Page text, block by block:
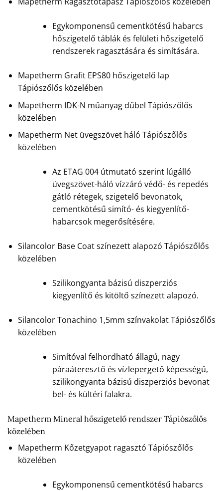
Egykomponensű cementkötésű habarcs
hőszigetelő táblák és felületi hőszigetelő
rendszerek ragasztására és simítására.
Mapetherm Grafit EPS80 hőszigetelő lap
Tápiószőlős közelében
Mapetherm IDK-N műanyag dűbel Tápiószőlős
közelében
Mapetherm Net üvegszövet háló Tápiószőlős
közelében
Az ETAG 004 útmutató szerint lúgálló
üvegszövet-háló vízzáró védő- és repedés
gátló rétegek, szigetelő bevonatok,
cementkötésű simító- és kiegyenlítő-
habarcsok megerősítésére.
Silancolor Base Coat színezett alapozó Tápiószőlős
közelében
Szilikongyanta bázisú diszperziós
kiegyenlítő és kitöltő színezett alapozó.
Silancolor Tonachino 1,5mm színvakolat Tápiószőlős
közelében
Simítóval felhordható állagú, nagy
páraáteresztő és vízlepergető képességű,
szilikongyanta bázisú diszperziós bevonat
bel- és kültéri falakra.
Mapetherm Mineral hőszigetelő rendszer Tápiószőlős
közelében
Mapetherm Kőzetgyapot ragasztó Tápiószőlős
közelében
Egykomponensű cementkötésű habarcs